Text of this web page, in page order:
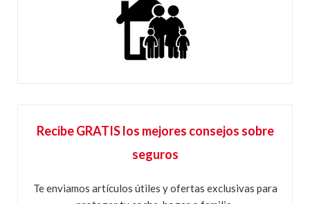
Recibe GRATIS los mejores consejos sobre
seguros
Te enviamos artículos útiles y ofertas exclusivas para